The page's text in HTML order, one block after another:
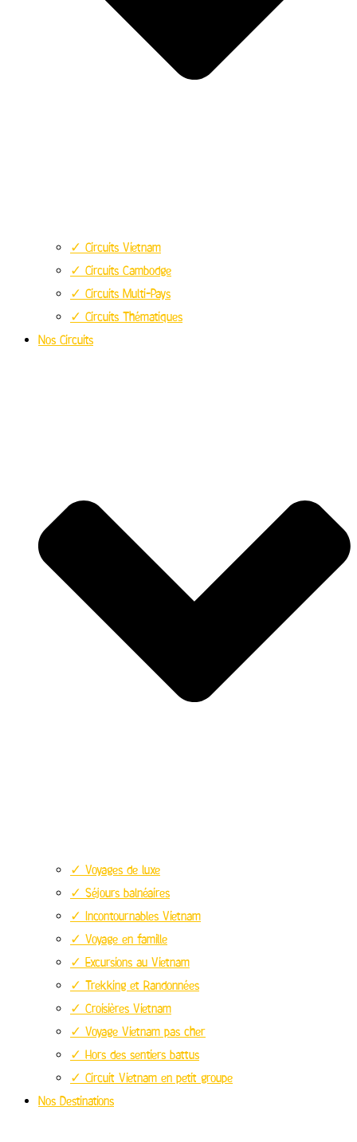
✓ Circuits Vietnam
✓ Circuits Cambodge
✓ Circuits Multi-Pays
✓ Circuits Thématiques
Nos Circuits
✓ Voyages de luxe
✓ Séjours balnéaires
✓ Incontournables Vietnam
✓ Voyage en famille
✓ Excursions au Vietnam
✓ Trekking et Randonnées
✓ Croisières Vietnam
✓ Voyage Vietnam pas cher
✓ Hors des sentiers battus
✓ Circuit Vietnam en petit groupe
Nos Destinations